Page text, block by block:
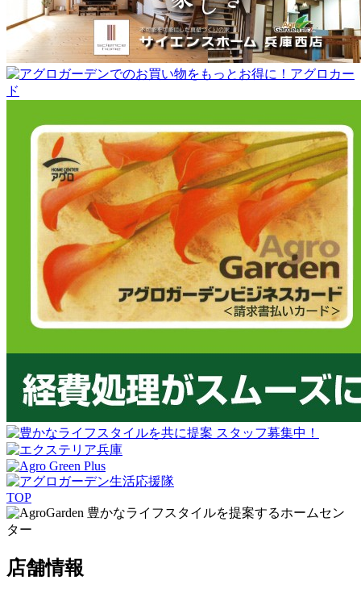
TOP
豊かなライフスタイルを提案するホームセン
ター
店舗情報